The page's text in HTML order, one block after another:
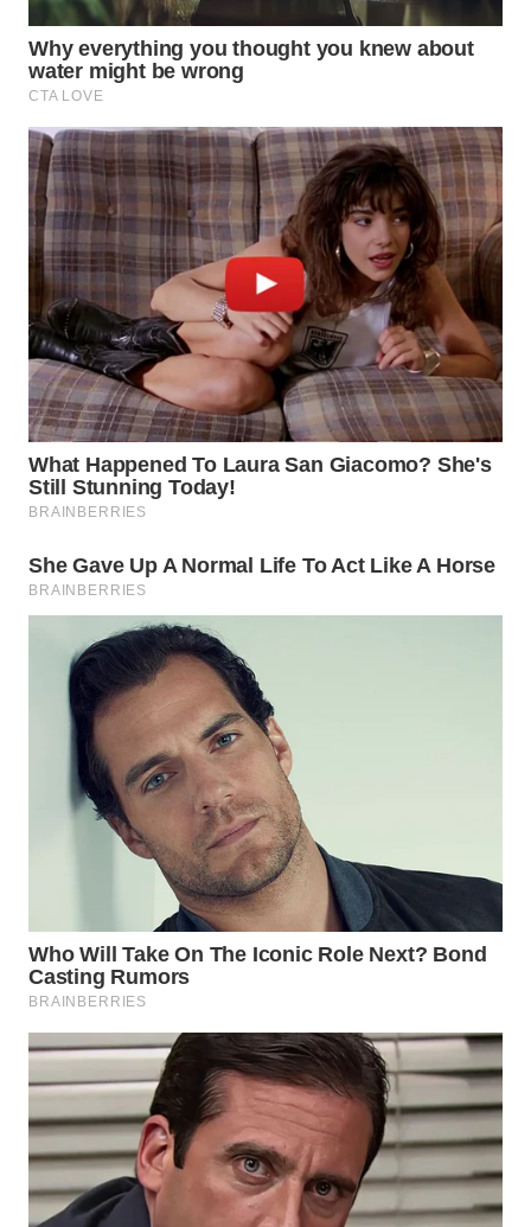
SIMALUNGUN
WN
LABUHANBATU
WN
TAPANULI
TENGAH
WN DELI
SERDANG
WN
TEBING
TINGGI
WN
PAKPAK
WN
KARAWANG
WN
BEKASI
BOGOR
TAPANULI
UTARA
SAMOSIR
WN
PADANG
LAWAS